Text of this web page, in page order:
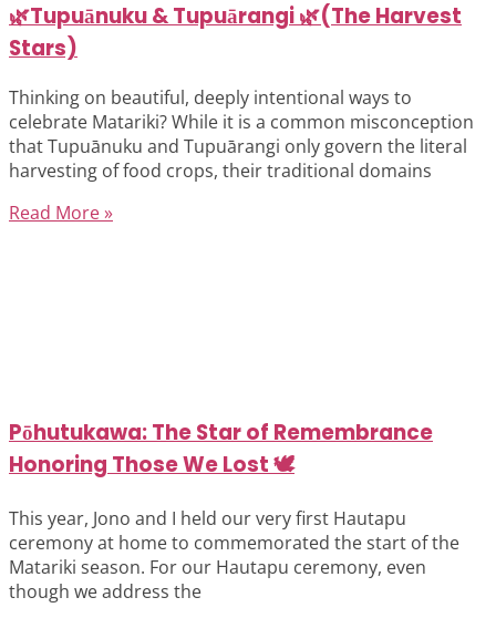
🌿Tupuānuku & Tupuārangi 🌿(The Harvest
Stars)
Thinking on beautiful, deeply intentional ways to
celebrate Matariki? While it is a common misconception
that Tupuānuku and Tupuārangi only govern the literal
harvesting of food crops, their traditional domains
Read More »
Pōhutukawa: The Star of Remembrance
Honoring Those We Lost 🕊️
This year, Jono and I held our very first Hautapu
ceremony at home to commemorated the start of the
Matariki season. For our Hautapu ceremony, even
though we address the